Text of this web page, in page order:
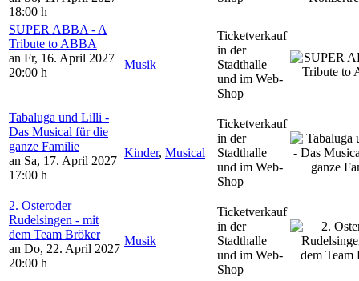
18:00 h
SUPER ABBA - A
Tribute to ABBA
an Fr, 16. April 2027
20:00 h
Musik
Ticketverkauf
in der
Stadthalle
und im Web-
Shop
Tabaluga und Lilli -
Das Musical für die
ganze Familie
an Sa, 17. April 2027
17:00 h
Kinder, Musical
Ticketverkauf
in der
Stadthalle
und im Web-
Shop
2. Osteroder
Rudelsingen - mit
dem Team Bröker
an Do, 22. April 2027
20:00 h
Musik
Ticketverkauf
in der
Stadthalle
und im Web-
Shop